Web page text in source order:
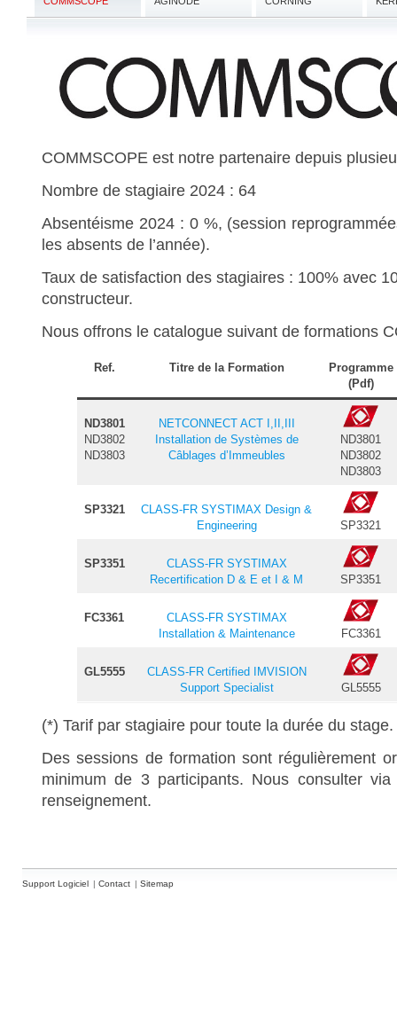
Fort de 25
Fort de 25
Fort de 25
Fort de 25
Fort de 25
Fort de 25
Fort de 25
Fort de 25
COMMSCOPE est notre partenaire depuis
Nombre de stagiaire 2024 : 64
Absentéisme 2024 : 0 %, (session
les absents de l’année).
Taux de satisfaction des stagiaires : 100% avec
constructeur.
Nous offrons le catalogue suivant de formations
Ref. Titre de la Formation
Programme
(Pdf)
ND3801
ND3802
ND3803
NETCONNECT ACT I,II,III
Installation de Systèmes de
Câblages d’Immeubles
ND3801
ND3802
ND3803
SP3321
CLASS-FR SYSTIMAX Design &
Engineering
SP3321
SP3351
CLASS-FR SYSTIMAX
Recertification D & E et I & M
SP3351
FC3361
CLASS-FR SYSTIMAX
Installation & Maintenance
FC3361
GL5555
CLASS-FR Certified IMVISION
Support Specialist
GL5555
(*) Tarif par stagiaire pour toute la durée du stage.
Des sessions de formation sont régulièrement
minimum de 3 participants. Nous consulter
renseignement.
Support Logiciel Contact Sitemap